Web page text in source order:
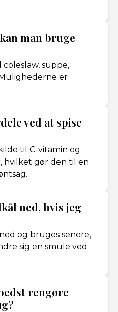
man bruge
suppe,
er
ved at spise
til C-vitamin og
hvilket gør den til en
ned, hvis jeg
og bruges senere,
sig en smule ved
rengøre